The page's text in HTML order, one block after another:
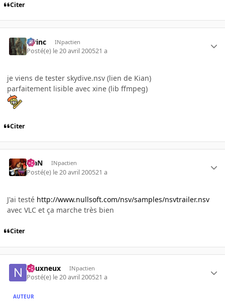
Citer
lorinc INpactien
Posté(e) le 20 avril 200521 a
je viens de tester skydive.nsv (lien de Kian)
parfaitement lisible avec xine (lib ffmpeg)
Citer
KiaN INpactien
Posté(e) le 20 avril 200521 a
J'ai testé http://www.nullsoft.com/nsv/samples/nsvtrailer.nsv
avec VLC et ça marche très bien
Citer
neuxneux INpactien
Posté(e) le 20 avril 200521 a
AUTEUR